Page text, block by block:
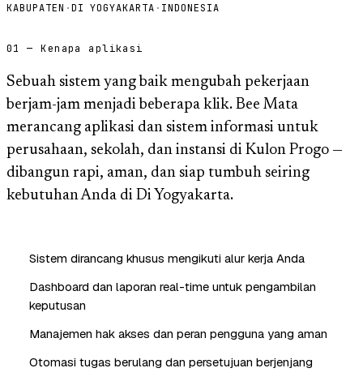
KABUPATEN ·DI YOGYAKARTA · INDONESIA
01 — Kenapa aplikasi
Sebuah sistem yang baik mengubah pekerjaan
berjam-jam menjadi beberapa klik. Bee Mata
merancang aplikasi dan sistem informasi untuk
perusahaan, sekolah, dan instansi di Kulon Progo —
dibangun rapi, aman, dan siap tumbuh seiring
kebutuhan Anda di Di Yogyakarta.
Sistem dirancang khusus mengikuti alur kerja Anda
Dashboard dan laporan real-time untuk pengambilan
keputusan
Manajemen hak akses dan peran pengguna yang aman
Otomasi tugas berulang dan persetujuan berjenjang